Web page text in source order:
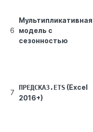
6
Мультипликативная
модель с
сезонностью
7
ПРЕДСКАЗ.ETS (Excel
2016+)